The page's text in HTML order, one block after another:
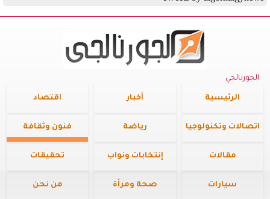
الجورنالجي
الرئيسية أخبار اقتصاد
اتصالات وتكنولوجيا رياضة فنون وثقافة
مقالات إنتخابات ونواب تحقيقات
سيارات صحة ومرأة من نحن